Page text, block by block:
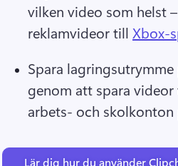
vilken video som helst
reklamvideor till Xbox-
Spara
genom att spara
arbets- och skolkonton
Lär dig hur du använder